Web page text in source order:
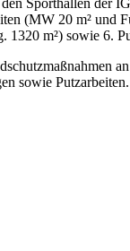
Sporthallen der
(MW 20 m² und
1320 m²) sowie 6.
sowie Putzarbeiten.